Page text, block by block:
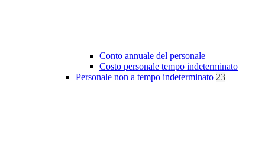
Conto annuale del personale
Costo personale tempo indeterminato
Personale non a tempo indeterminato 23